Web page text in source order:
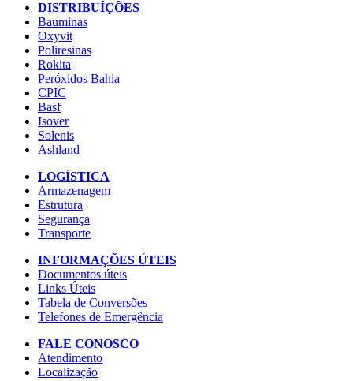
DISTRIBUÍÇÕES
Bauminas
Oxyvit
Poliresinas
Rokita
Peróxidos Bahia
CPIC
Basf
Isover
Solenis
Ashland
LOGÍSTICA
Armazenagem
Estrutura
Segurança
Transporte
INFORMAÇÕES ÚTEIS
Documentos úteis
Links Úteis
Tabela de Conversões
Telefones de Emergência
FALE CONOSCO
Atendimento
Localização